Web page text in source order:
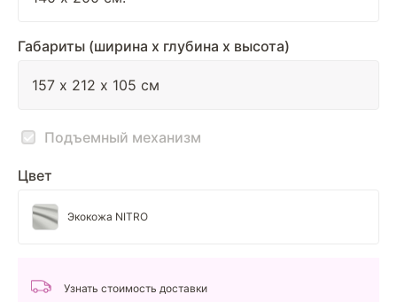
Габариты (ширина х глубина х высота)
Подъемный механизм
Цвет
Экокожа NITRO
Узнать стоимость доставки